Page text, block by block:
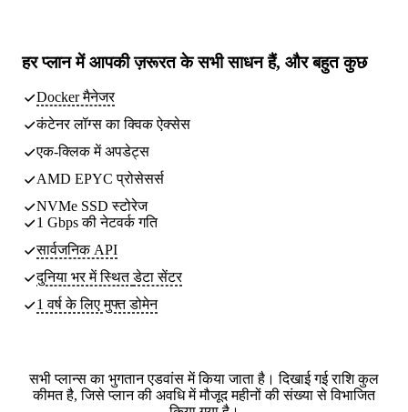
हर प्लान मेंआपकी ज़रूरत के सभी साधनहैं, और बहुत कुछ
Docker मैनेजर
कंटेनर लॉग्स का क्विक ऐक्सेस
एक-क्लिक में अपडेट्स
AMD EPYC प्रोसेसर्स
NVMe SSD स्टोरेज
1 Gbps की नेटवर्क गति
सार्वजनिक API
दुनिया भर में स्थितडेटा सेंटर
1 वर्ष के लिए मुफ्त डोमेन
सभी प्लान्स का भुगतान एडवांस में किया जाता है। दिखाई गई राशि कुल
कीमत है, जिसे प्लान की अवधि में मौजूद महीनों की संख्या से विभाजित